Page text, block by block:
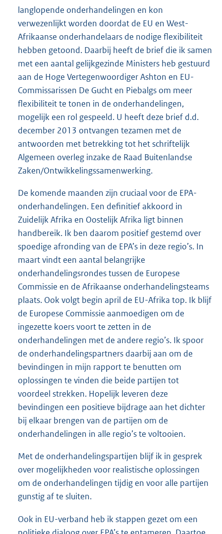
langlopende onderhandelingen en kon
verwezenlijkt worden doordat de EU en West-
Afrikaanse onderhandelaars de nodige flexibiliteit
hebben getoond. Daarbij heeft de brief die ik samen
met een aantal gelijkgezinde Ministers heb gestuurd
aan de Hoge Vertegenwoordiger Ashton en EU-
Commissarissen De Gucht en Piebalgs om meer
flexibiliteit te tonen in de onderhandelingen,
mogelijk een rol gespeeld. U heeft deze brief d.d.
december 2013 ontvangen tezamen met de
antwoorden met betrekking tot het schriftelijk
Algemeen overleg inzake de Raad Buitenlandse
Zaken/Ontwikkelingssamenwerking.
De komende maanden zijn cruciaal voor de EPA-
onderhandelingen. Een definitief akkoord in
Zuidelijk Afrika en Oostelijk Afrika ligt binnen
handbereik. Ik ben daarom positief gestemd over
spoedige afronding van de EPA’s in deze regio’s. In
maart vindt een aantal belangrijke
onderhandelingsrondes tussen de Europese
Commissie en de Afrikaanse onderhandelingsteams
plaats. Ook volgt begin april de EU-Afrika top. Ik blijf
de Europese Commissie aanmoedigen om de
ingezette koers voort te zetten in de
onderhandelingen met de andere regio’s. Ik spoor
de onderhandelingspartners daarbij aan om de
bevindingen in mijn rapport te benutten om
oplossingen te vinden die beide partijen tot
voordeel strekken. Hopelijk leveren deze
bevindingen een positieve bijdrage aan het dichter
bij elkaar brengen van de partijen om de
onderhandelingen in alle regio’s te voltooien.
Met de onderhandelingspartijen blijf ik in gesprek
over mogelijkheden voor realistische oplossingen
om de onderhandelingen tijdig en voor alle partijen
gunstig af te sluiten.
Ook in EU-verband heb ik stappen gezet om een